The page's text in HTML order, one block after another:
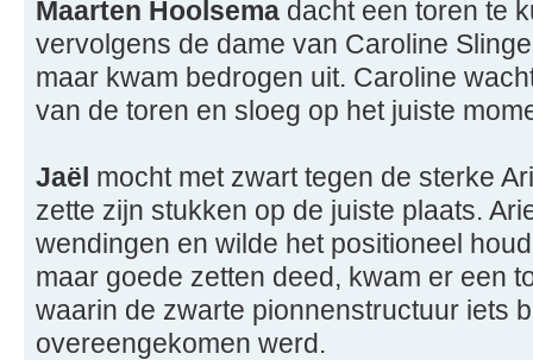
Maarten Hoolsema dacht een toren te
vervolgens de dame van Caroline
maar kwam bedrogen uit. Caroline
van de toren en sloeg op het juiste
Jaël mocht met zwart tegen de sterke
zette zijn stukken op de juiste plaats.
wendingen en wilde het positioneel
maar goede zetten deed, kwam er een
waarin de zwarte pionnenstructuur iets
overeengekomen werd.